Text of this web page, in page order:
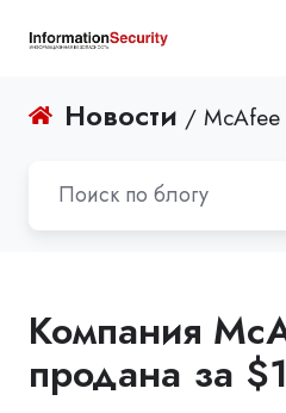
Новости / McAfee
Компания
продана за